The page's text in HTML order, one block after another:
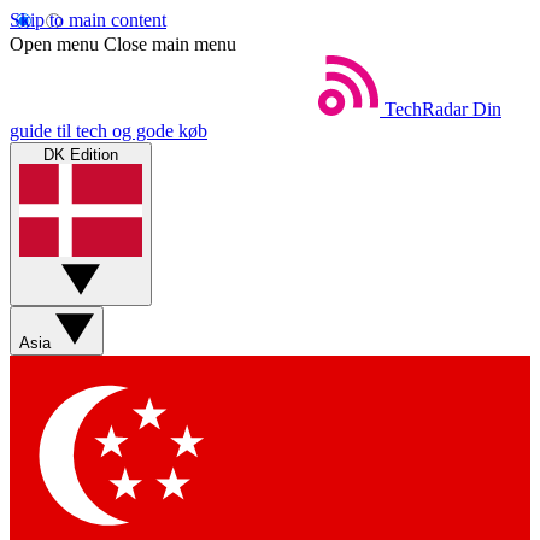
Skip to main content
Open menu Close main menu
TechRadar Din
guide til tech og gode køb
DK Edition
Asia